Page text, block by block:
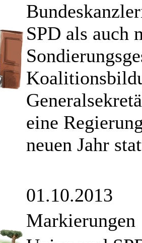
SPD als auch
eine
neuen Jahr
01.10.2013
Markierungen